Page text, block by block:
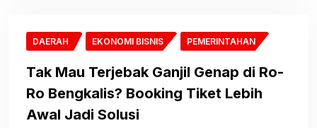
DAERAH EKONOMI BISNIS PEMERINTAHAN
Tak Mau Terjebak Ganjil Genap di Ro-
Ro Bengkalis? Booking Tiket Lebih
Awal Jadi Solusi